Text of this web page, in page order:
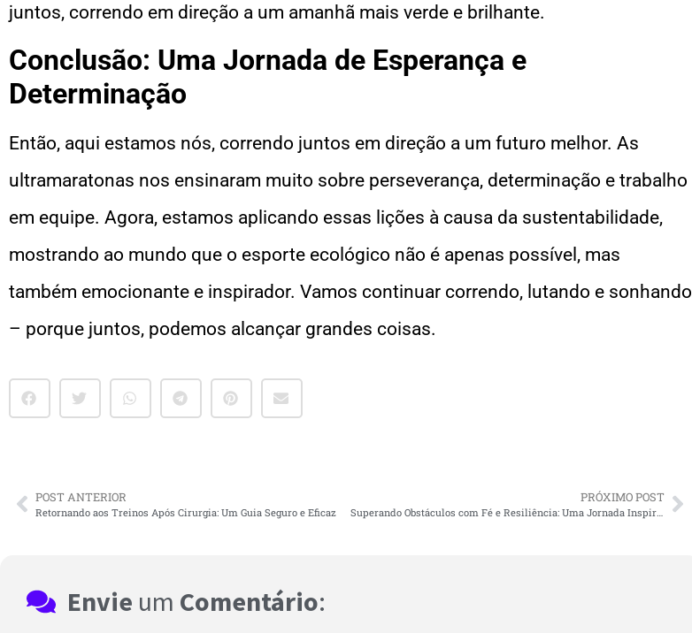
juntos, correndo em direção a um amanhã mais verde e brilhante.
Conclusão: Uma Jornada de Esperança e
Determinação
Então, aqui estamos nós, correndo juntos em direção a um futuro melhor. As
ultramaratonas nos ensinaram muito sobre perseverança, determinação e trabalho
em equipe. Agora, estamos aplicando essas lições à causa da sustentabilidade,
mostrando ao mundo que o esporte ecológico não é apenas possível, mas
também emocionante e inspirador. Vamos continuar correndo, lutando e sonhando
– porque juntos, podemos alcançar grandes coisas.
POST ANTERIOR
Retornando aos Treinos Após Cirurgia: Um Guia Seguro e Eficaz
PRÓXIMO POST
Superando Obstáculos com Fé e Resiliência: Uma Jornada Inspiradora
Envie um Comentário: